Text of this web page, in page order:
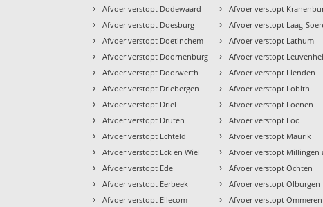
› Afvoer verstopt Dodewaard
› Afvoer verstopt Doesburg
› Afvoer verstopt Doetinchem
› Afvoer verstopt Doornenburg
› Afvoer verstopt Doorwerth
› Afvoer verstopt Driebergen
› Afvoer verstopt Driel
› Afvoer verstopt Druten
› Afvoer verstopt Echteld
› Afvoer verstopt Eck en Wiel
› Afvoer verstopt Ede
› Afvoer verstopt Eerbeek
› Afvoer verstopt Ellecom
› Afvoer verstopt
› Afvoer verstopt Laag-
› Afvoer verstopt Lathum
› Afvoer verstopt
› Afvoer verstopt Lienden
› Afvoer verstopt Lobith
› Afvoer verstopt Loenen
› Afvoer verstopt Loo
› Afvoer verstopt Maurik
› Afvoer verstopt Millingen
› Afvoer verstopt Ochten
› Afvoer verstopt Olburgen
› Afvoer verstopt Ommeren